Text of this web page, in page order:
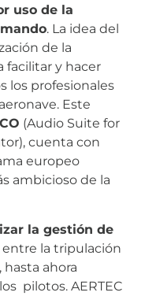
uso de la
. La idea del
de la
facilitar y hacer
los profesionales
Este
(Audio Suite for
cuenta con
europeo
ambicioso de la
la gestión de
entre la tripulación
ahora
pilotos. AERTEC